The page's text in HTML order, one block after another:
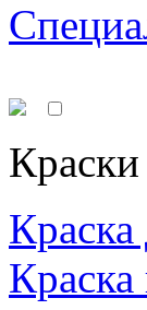
Краска